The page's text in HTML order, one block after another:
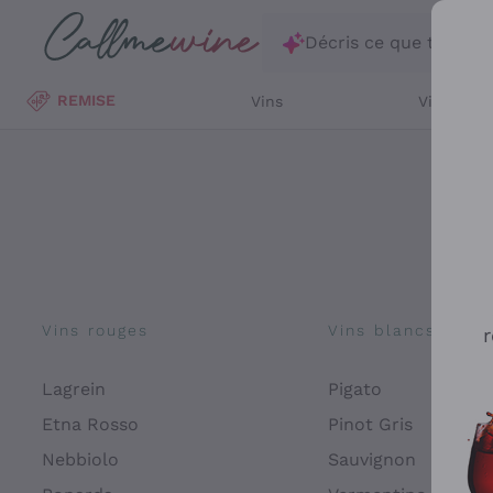
Passer au contenu principal
Décris ce que tu
REMISE Vins Vins
Vins rouges
Lagrein
Etna Rosso
Nebbiolo
Vins blancs
Pigato
Pinot Gris
Sauvignon